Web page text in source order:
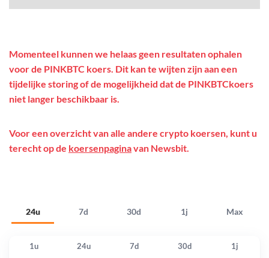
24u 7d 30d 1j Max
Momenteel kunnen we helaas geen resultaten ophalen
voor de PINKBTC koers. Dit kan te wijten zijn aan een
tijdelijke storing of de mogelijkheid dat de PINKBTCkoers
niet langer beschikbaar is.
Voor een overzicht van alle andere crypto koersen, kunt u
terecht op de koersenpaginavan Newsbit.
1u 24u 7d 30d 1j